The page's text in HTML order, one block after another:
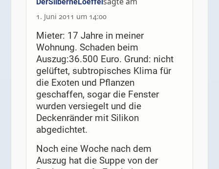
1. Juni 2011 um 14:00
Mieter: 17 Jahre in meiner
Wohnung. Schaden beim
Auszug:36.500 Euro. Grund: nicht
gelüftet, subtropisches Klima für
die Exoten und Pflanzen
geschaffen, sogar die Fenster
wurden versiegelt und die
Deckenränder mit Silikon
abgedichtet.
Noch eine Woche nach dem
Auszug hat die Suppe von der